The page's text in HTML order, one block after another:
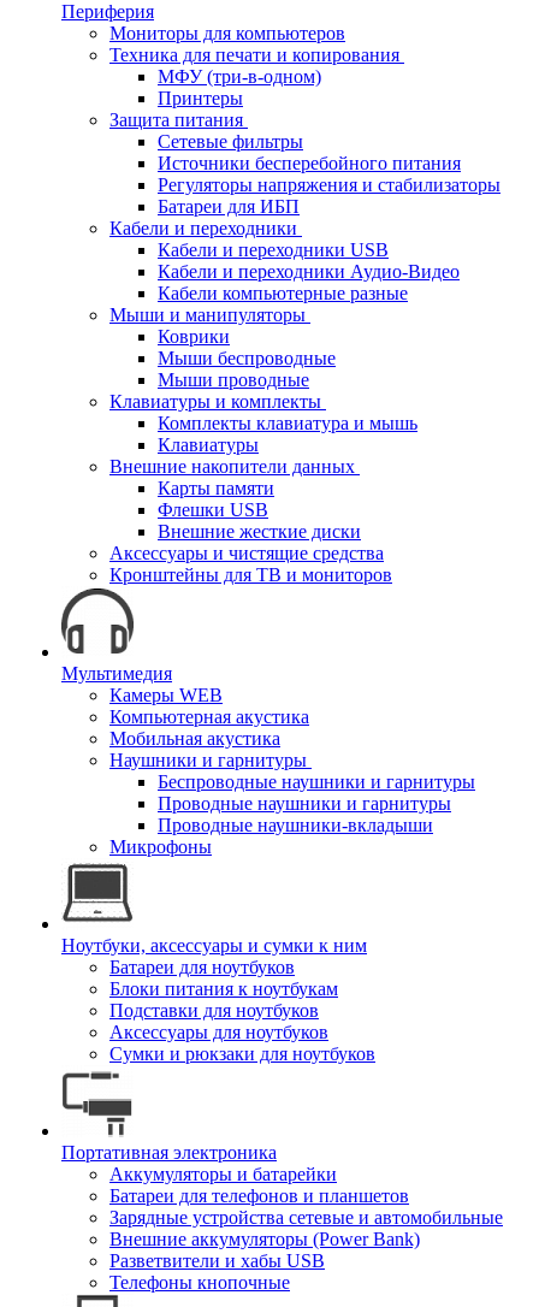
Периферия
Мониторы для компьютеров
Техника для печати и копирования
МФУ (три-в-одном)
Принтеры
Защита питания
Сетевые фильтры
Источники бесперебойного питания
Регуляторы напряжения и стабилизаторы
Батареи для ИБП
Кабели и переходники
Кабели и переходники USB
Кабели и переходники Аудио-Видео
Кабели компьютерные разные
Мыши и манипуляторы
Коврики
Мыши беспроводные
Мыши проводные
Клавиатуры и комплекты
Комплекты клавиатура и мышь
Клавиатуры
Внешние накопители данных
Карты памяти
Флешки USB
Внешние жесткие диски
Аксессуары и чистящие средства
Кронштейны для ТВ и мониторов
Мультимедия
Камеры WEB
Компьютерная акустика
Мобильная акустика
Наушники и гарнитуры
Беспроводные наушники и гарнитуры
Проводные наушники и гарнитуры
Проводные наушники-вкладыши
Микрофоны
Ноутбуки, аксессуары и сумки к ним
Батареи для ноутбуков
Блоки питания к ноутбукам
Подставки для ноутбуков
Аксессуары для ноутбуков
Сумки и рюкзаки для ноутбуков
Портативная электроника
Аккумуляторы и батарейки
Батареи для телефонов и планшетов
Зарядные устройства сетевые и автомобильные
Внешние аккумуляторы (Power Bank)
Разветвители и хабы USB
Телефоны кнопочные